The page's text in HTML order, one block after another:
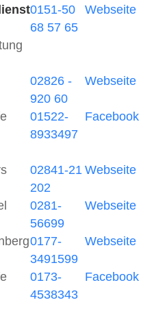
0151-50
68 57 65
Webseite
02826 -
920 60
Webseite
01522-
8933497
Facebook
02841-21
202
Webseite
0281-
56699
Webseite
0177-
3491599
Webseite
0173-
4538343
Facebook